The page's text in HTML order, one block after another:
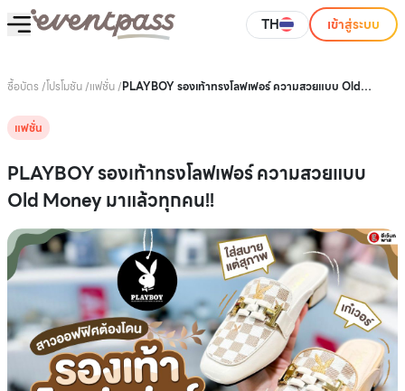
TH เข้าสู่ระบบ
ซื้อบัตร /โปรโมชัน/แฟชั่น/PLAYBOY รองเท้าทรงโลฟเฟอร์ ความสวยแบบ Old
แฟชั่น
PLAYBOY รองเท้าทรงโลฟเฟอร์ ความสวยแบบ
Old Money มาแล้วทุกคน!!